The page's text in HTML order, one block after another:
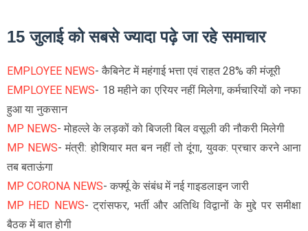
15 जुलाई को सबसे ज्यादा पढ़े जा रहे समाचार
EMPLOYEE NEWS- कैबिनेट में महंगाई भत्ता एवं राहत 28% की मंजूरी
EMPLOYEE NEWS- 18 महीने का एरियर नहीं मिलेगा, कर्मचारियों को नफा
हुआ या नुकसान
MP NEWS- मोहल्ले के लड़कों को बिजली बिल वसूली की नौकरी मिलेगी
MP NEWS- मंत्री: होशियार मत बन नहीं तो दूंगा, युवक: प्रचार करने आना
तब बताऊंगा
MP CORONA NEWS- कर्फ्यू के संबंध में नई गाइडलाइन जारी
MP HED NEWS- ट्रांसफर, भर्ती और अतिथि विद्वानों के मुद्दे पर समीक्षा
बैठक में बात होगी